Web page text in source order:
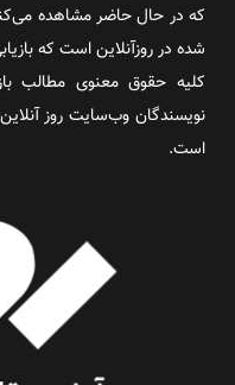
که در حال حاضر مشاهده
شده در روزآنلاین است که
کلیه حقوق معنوی مطالب
نویسندگان وب‌سایت روز آنلاین
است.